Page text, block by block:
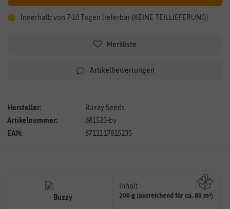
Innerhalb von 7-10 Tagen lieferbar (KEINE TEILLIEFERUNG)
Merkliste
Artikelbewertungen
Hersteller:
Buzzy Seeds
Artikelnummer:
881523-by
EAN:
8711117815235
Inhalt
200 g (ausreichend für ca. 80 m²)
Wie viel ist enthalten